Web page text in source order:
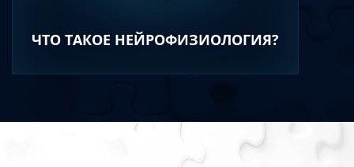
ЧТО ТАКОЕ НЕЙРОФИЗИОЛОГИЯ?